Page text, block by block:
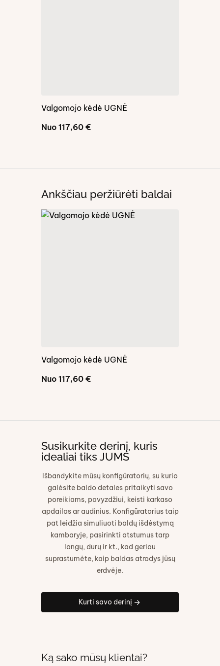
Valgomojo kėdė UGNĖ
Nuo 117,60 €
Ankščiau peržiūrėti baldai
Valgomojo kėdė UGNĖ
Nuo 117,60 €
Susikurkite derinį, kuris
idealiai tiks JUMS
Išbandykite mūsų konfigūratorių, su kurio
galėsite baldo detales pritaikyti savo
poreikiams, pavyzdžiui, keisti karkaso
apdailas ar audinius. Konfigūratorius taip
pat leidžia simuliuoti baldų išdėstymą
kambaryje, pasirinkti atstumus tarp
langų, durų ir kt., kad geriau
suprastumėte, kaip baldas atrodys jūsų
erdvėje.
Kurti savo derinį
Ką sako mūsų klientai?